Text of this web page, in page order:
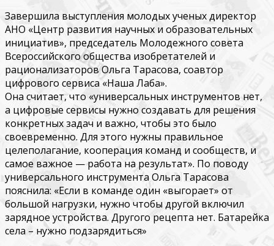
Завершила выступления молодых ученых директор
АНО «Центр развития научных и образовательных
инициатив», председатель Молодежного совета
Всероссийского общества изобретателей и
рационализаторов Ольга Тарасова, соавтор
цифрового сервиса «Наша Лаба».
Она считает, что «универсальных инструментов нет,
а цифровые сервисы нужно создавать для решения
конкретных задач и важно, чтобы это было
своевременно. Для этого нужны правильное
целеполагание, кооперация команд и сообществ, и
самое важное — работа на результат». По поводу
универсального инструмента Ольга Тарасова
пояснила: «Если в команде один «выгорает» от
большой нагрузки, нужно чтобы другой включил
зарядное устройства. Другого рецепта нет. Батарейка
села – нужно подзарядиться»